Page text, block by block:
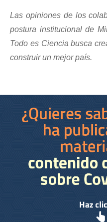
Las opiniones de los
postura institucional de
Todo es Ciencia busca
construir un mejor país.